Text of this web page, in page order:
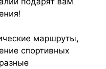
маршруты,
спортивных